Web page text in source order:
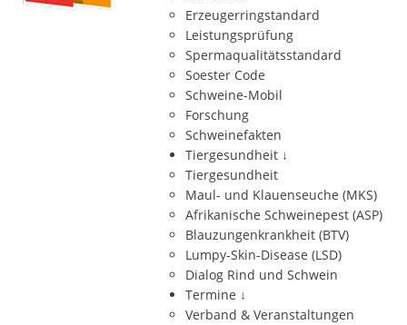
Erzeugerringstandard
Leistungsprüfung
Spermaqualitätsstandard
Soester Code
Schweine-Mobil
Forschung
Schweinefakten
Tiergesundheit ↓
Tiergesundheit
Maul- und Klauenseuche (MKS)
Afrikanische Schweinepest (ASP)
Blauzungenkrankheit (BTV)
Lumpy-Skin-Disease (LSD)
Dialog Rind und Schwein
Termine ↓
Verband & Veranstaltungen